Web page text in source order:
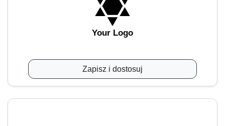
Your Logo
Zapisz i dostosuj